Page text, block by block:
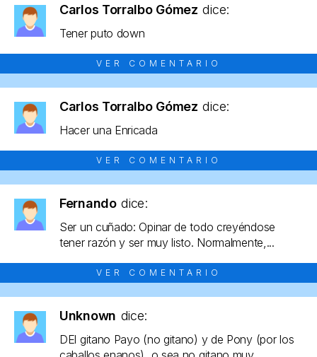
Carlos Torralbo Gómez dice:
Tener puto down
VER COMENTARIO
Carlos Torralbo Gómez dice:
Hacer una Enricada
VER COMENTARIO
Fernando dice:
Ser un cuñado: Opinar de todo creyéndose
tener razón y ser muy listo. Normalmente,...
VER COMENTARIO
Unknown dice:
DEl gitano Payo (no gitano) y de Pony (por los